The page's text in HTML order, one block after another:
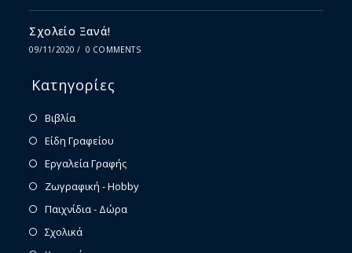
Σχολείο Ξανά!
09/11/2020 / 0 COMMENTS
Κατηγορίες
Βιβλία
Είδη Γραφείου
Εργαλεία Γραφής
Ζωγραφική - Hobby
Παιχνίδια - Δώρα
Σχολικά